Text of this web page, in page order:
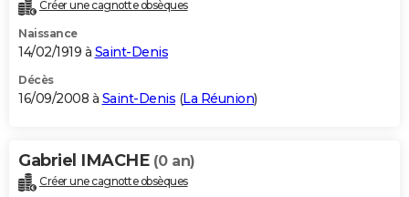
Créer une cagnotte obsèques
Naissance
14/02/1919 à Saint-Denis
Décès
16/09/2008 à Saint-Denis (La Réunion)
Gabriel IMACHE (0 an)
Créer une cagnotte obsèques